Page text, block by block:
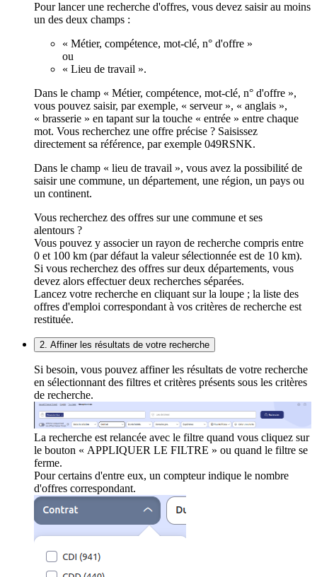
Pour lancer une recherche d'offres, vous devez saisir au moins
un des deux champs :
« Métier, compétence, mot-clé, n° d'offre »
ou
« Lieu de travail ».
Dans le champ « Métier, compétence, mot-clé, n° d'offre »,
vous pouvez saisir, par exemple, « serveur », « anglais »,
« brasserie » en tapant sur la touche « entrée » entre chaque
mot. Vous recherchez une offre précise ? Saisissez
directement sa référence, par exemple 049RSNK.
Dans le champ « lieu de travail », vous avez la possibilité de
saisir une commune, un département, une région, un pays ou
un continent.
Vous recherchez des offres sur une commune et ses
alentours ?
Vous pouvez y associer un rayon de recherche compris entre
0 et 100 km (par défaut la valeur sélectionnée est de 10 km).
Si vous recherchez des offres sur deux départements, vous
devez alors effectuer deux recherches séparées.
Lancez votre recherche en cliquant sur la loupe ; la liste des
offres d'emploi correspondant à vos critères de recherche est
restituée.
2. Affiner les résultats de votre recherche
Si besoin, vous pouvez affiner les résultats de votre recherche
en sélectionnant des filtres et critères présents sous les critères
de recherche.
La recherche est relancée avec le filtre quand vous cliquez sur
le bouton « APPLIQUER LE FILTRE » ou quand le filtre se
ferme.
Pour certains d'entre eux, un compteur indique le nombre
d'offres correspondant.